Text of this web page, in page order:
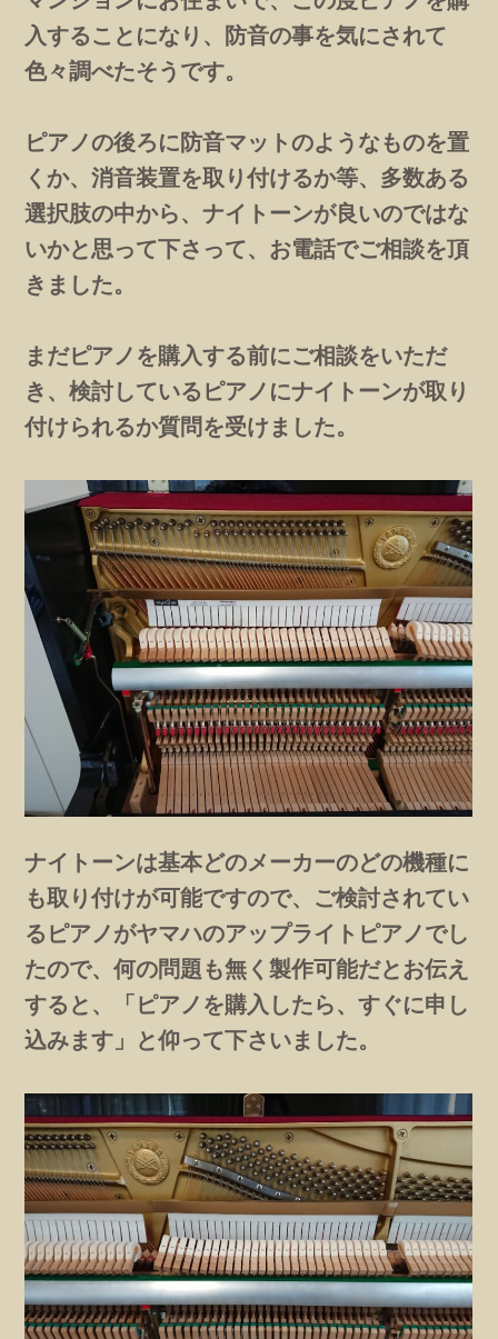
入することになり、防音の事を気にされて
色々調べたそうです。
ピアノの後ろに防音マットのようなものを置
くか、消音装置を取り付けるか等、多数ある
選択肢の中から、ナイトーンが良いのではな
いかと思って下さって、お電話でご相談を頂
きました。
まだピアノを購入する前にご相談をいただ
き、検討しているピアノにナイトーンが取り
付けられるか質問を受けました。
ナイトーンは基本どのメーカーのどの機種に
も取り付けが可能ですので、ご検討されてい
るピアノがヤマハのアップライトピアノでし
たので、何の問題も無く製作可能だとお伝え
すると、「ピアノを購入したら、すぐに申し
込みます」と仰って下さいました。